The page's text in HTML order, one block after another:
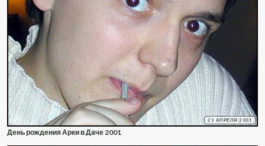
23 АПРЕЛЯ 2001
День рождения Арки в Даче 2001